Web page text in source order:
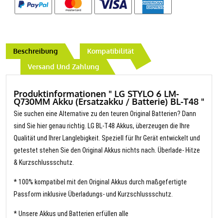
Beschreibung
Kompatibilität
Versand Und Zahlung
Produktinformationen " LG STYLO 6 LM-
Q730MM Akku (Ersatzakku / Batterie) BL-T48 "
Sie suchen eine Alternative zu den teuren Original Batterien? Dann
sind Sie hier genau richtig. LG BL-T48 Akkus, überzeugen die Ihre
Qualität und Ihrer Langlebigkeit. Speziell für Ihr Gerät entwickelt und
getestet stehen Sie den Original Akkus nichts nach. Überlade- Hitze
& Kurzschlussschutz.
* 100% kompatibel mit den Original Akkus durch maßgefertigte
Passform inklusive Überladungs- und Kurzschlussschutz.
* Unsere Akkus und Batterien erfüllen alle